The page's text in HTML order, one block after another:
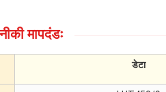
मापदंडः
डेटा